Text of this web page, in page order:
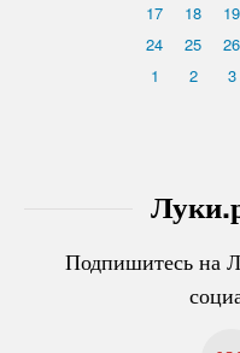
Подпишитесь на
17
18 19
24
25 26
1
2 3